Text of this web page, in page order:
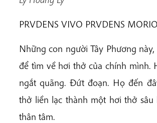
PRVDENS VIVO PRVDENS
Những con người Tây Phương
để tìm về hơi thở của chính mình.
ngắt quãng. Đứt đoạn. Họ đến
thở liền lạc thành một hơi thở sâu
thân tâm.